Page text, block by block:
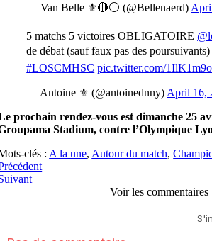
— Van Belle ⚜🔴⚪ (@Bellenaerd)
5 matchs 5 victoires OBLIGATOIRE
de débat (sauf faux pas des
#LOSCMHSC pic.twitter.com/
— Antoine ⚜️ (@antoinednny) April 16,
prochain rendez-vous est dimanche 25
Stadium, contre l’Olympique
clés : A la une, Autour du match,
Voir les commentaires